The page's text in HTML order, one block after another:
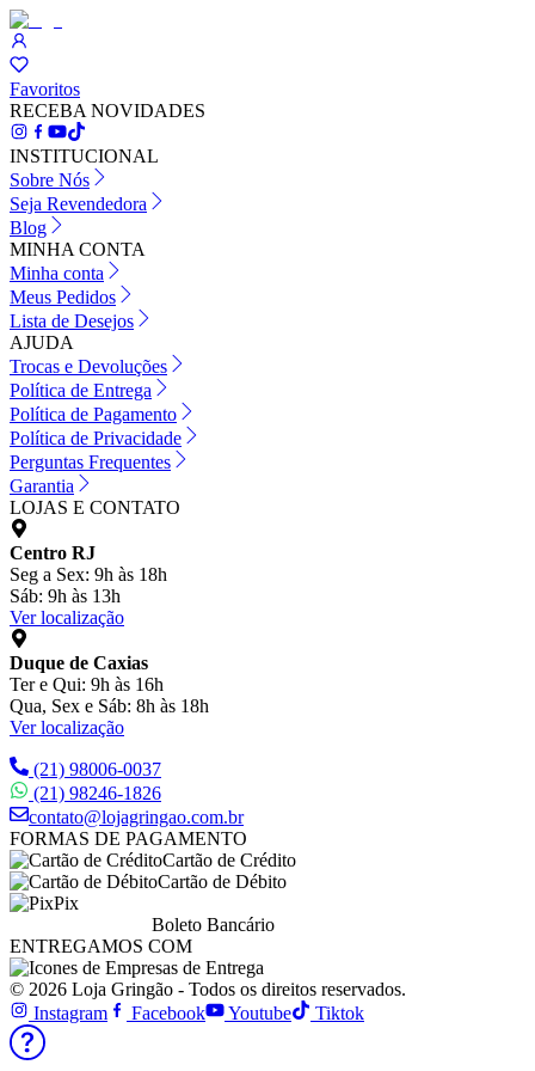
Favoritos
RECEBA NOVIDADES
INSTITUCIONAL
Sobre Nós
Seja Revendedora
Blog
MINHA CONTA
Minha conta
Meus Pedidos
Lista de Desejos
AJUDA
Trocas e Devoluções
Política de Entrega
Política de Pagamento
Política de Privacidade
Perguntas Frequentes
Garantia
LOJAS E CONTATO
Centro RJ
Seg a Sex: 9h às 18h
Sáb: 9h às 13h
Ver localização
Duque de Caxias
Ter e Qui: 9h às 16h
Qua, Sex e Sáb: 8h às 18h
Ver localização
(21) 98006-0037
(21) 98246-1826
contato@lojagringao.com.br
FORMAS DE PAGAMENTO
Cartão de Crédito
Cartão de Débito
Pix
Boleto Bancário
ENTREGAMOS COM
© 2026 Loja Gringão - Todos os direitos reservados.
Instagram
Facebook Youtube Tiktok